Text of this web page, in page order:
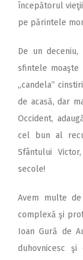
începătorul
pe părintele
De un
sfintele moaşte
,,candela”
de acasă, dar
Occident,
cel bun al
Sfântului
secole!
Avem multe
complexă şi
Ioan Gură de
duhovnicesc